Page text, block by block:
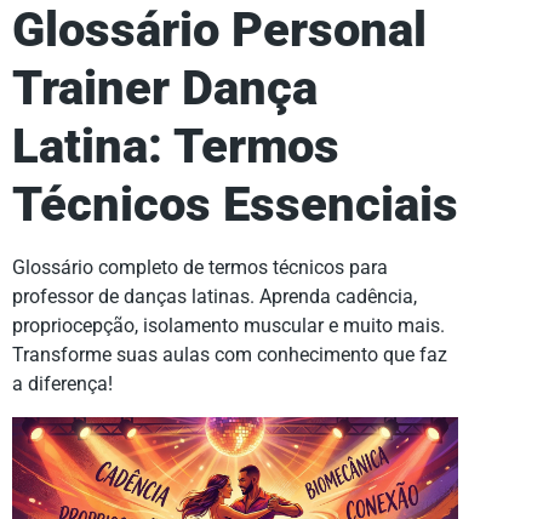
Glossário Personal
Trainer Dança
Latina: Termos
Técnicos Essenciais
Glossário completo de termos técnicos para
professor de danças latinas. Aprenda cadência,
propriocepção, isolamento muscular e muito mais.
Transforme suas aulas com conhecimento que faz
a diferença!